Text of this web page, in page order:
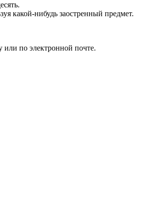
какой-нибудь заостренный предмет.
по электронной почте.